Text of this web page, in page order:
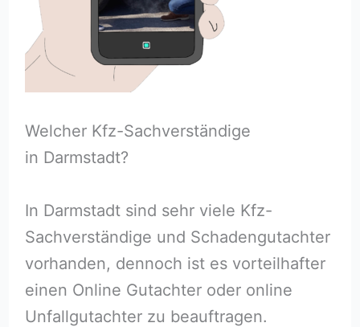
Welcher Kfz-Sachverständige
in Darmstadt?
In Darmstadt sind sehr viele Kfz-
Sachverständige und Schadengutachter
vorhanden, dennoch ist es vorteilhafter
einen Online Gutachter oder online
Unfallgutachter zu beauftragen.